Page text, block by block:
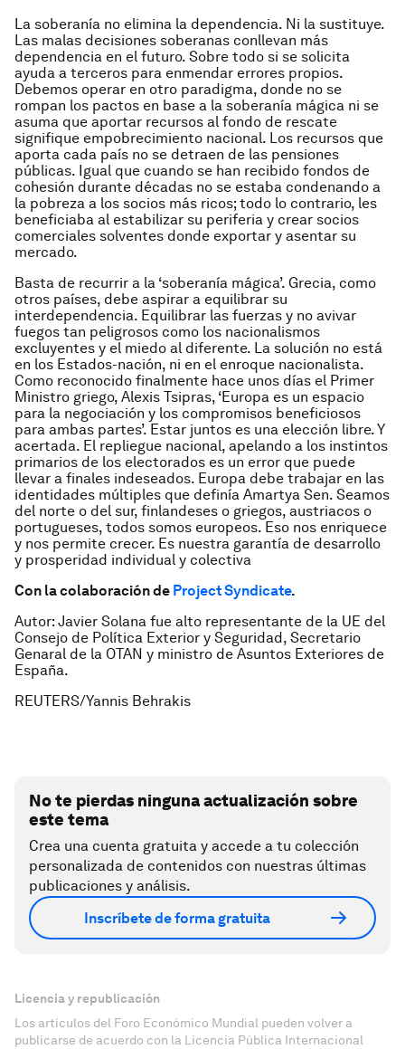
La soberanía no elimina la dependencia. Ni la sustituye.
Las malas decisiones soberanas conllevan más
dependencia en el futuro. Sobre todo si se solicita
ayuda a terceros para enmendar errores propios.
Debemos operar en otro paradigma, donde no se
rompan los pactos en base a la soberanía mágica ni se
asuma que aportar recursos al fondo de rescate
signifique empobrecimiento nacional. Los recursos que
aporta cada país no se detraen de las pensiones
públicas. Igual que cuando se han recibido fondos de
cohesión durante décadas no se estaba condenando a
la pobreza a los socios más ricos; todo lo contrario, les
beneficiaba al estabilizar su periferia y crear socios
comerciales solventes donde exportar y asentar su
mercado.
Basta de recurrir a la ‘soberanía mágica’. Grecia, como
otros países, debe aspirar a equilibrar su
interdependencia. Equilibrar las fuerzas y no avivar
fuegos tan peligrosos como los nacionalismos
excluyentes y el miedo al diferente. La solución no está
en los Estados-nación, ni en el enroque nacionalista.
Como reconocido finalmente hace unos días el Primer
Ministro griego, Alexis Tsipras, ‘Europa es un espacio
para la negociación y los compromisos beneficiosos
para ambas partes’. Estar juntos es una elección libre. Y
acertada. El repliegue nacional, apelando a los instintos
primarios de los electorados es un error que puede
llevar a finales indeseados. Europa debe trabajar en las
identidades múltiples que definía Amartya Sen. Seamos
del norte o del sur, finlandeses o griegos, austriacos o
portugueses, todos somos europeos. Eso nos enriquece
y nos permite crecer. Es nuestra garantía de desarrollo
y prosperidad individual y colectiva
Con la colaboración de Project Syndicate.
Autor: Javier Solana fue alto representante de la UE del
Consejo de Política Exterior y Seguridad, Secretario
Genaral de la OTAN y ministro de Asuntos Exteriores de
España.
REUTERS/Yannis Behrakis
No te pierdas ninguna actualización sobre
este tema
Crea una cuenta gratuita y accede a tu colección
personalizada de contenidos con nuestras últimas
publicaciones y análisis.
Inscríbete de forma gratuita
Licencia y republicación
Los artículos del Foro Económico Mundial pueden volver a
publicarse de acuerdo con la Licencia Pública Internacional